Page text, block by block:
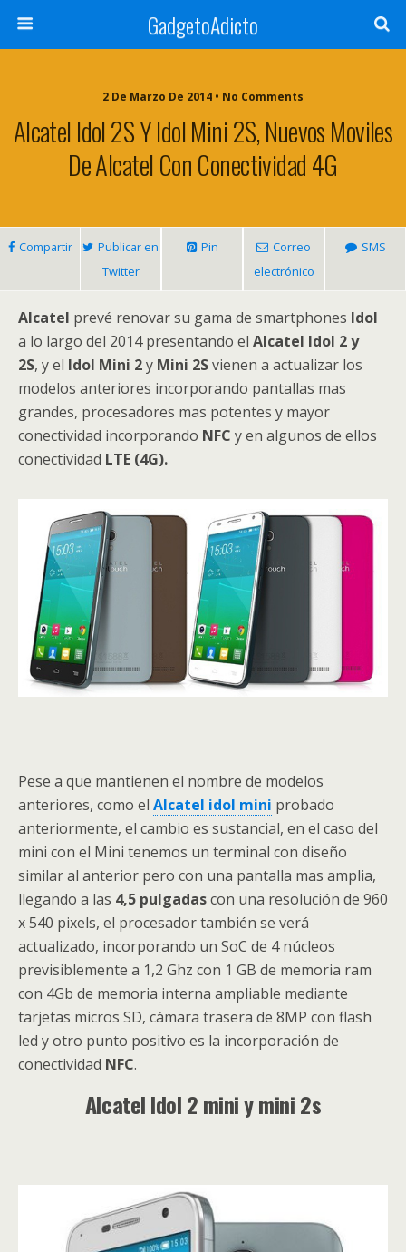
GadgetoAdicto
2 De Marzo De 2014 • No Comments
Alcatel Idol 2S Y Idol Mini 2S, Nuevos Moviles
De Alcatel Con Conectividad 4G
Compartir
Publicar en
Twitter
Pin
Correo
electrónico
SMS
Alcatel prevé renovar su gama de smartphones Idol
a lo largo del 2014 presentando el Alcatel Idol 2 y
2S, y el Idol Mini 2y Mini 2Svienen a actualizar los
modelos anteriores incorporando pantallas mas
grandes, procesadores mas potentes y mayor
conectividad incorporando NFC y en algunos de ellos
conectividad LTE (4G).
Pese a que mantienen el nombre de modelos
anteriores, como el Alcatel idol mini probado
anteriormente, el cambio es sustancial, en el caso del
mini con el Mini tenemos un terminal con diseño
similar al anterior pero con una pantalla mas amplia,
llegando a las 4,5 pulgadascon una resolución de 960
x 540 pixels, el procesador también se verá
actualizado, incorporando un SoC de 4 núcleos
previsiblemente a 1,2 Ghz con 1 GB de memoria ram
con 4Gb de memoria interna ampliable mediante
tarjetas micros SD, cámara trasera de 8MP con flash
led y otro punto positivo es la incorporación de
conectividad NFC.
Alcatel Idol 2 mini y mini 2s